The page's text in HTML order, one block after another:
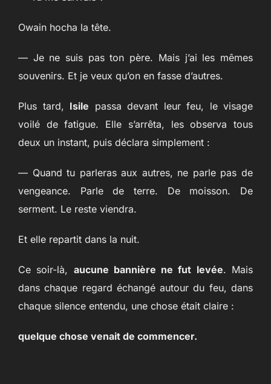
Owain hocha la tête.
— Je ne suis pas ton père. Mais j’ai les mêmes
souvenirs. Et je veux qu’on en fasse d’autres.
Plus tard, Isile passa devant leur feu, le visage
voilé de fatigue. Elle s’arrêta, les observa tous
deux un instant, puis déclara simplement :
— Quand tu parleras aux autres, ne parle pas de
vengeance. Parle de terre. De moisson. De
serment. Le reste viendra.
Et elle repartit dans la nuit.
Ce soir-là, aucune bannière ne fut levée. Mais
dans chaque regard échangé autour du feu, dans
chaque silence entendu, une chose était claire :
quelque chose venait de commencer.